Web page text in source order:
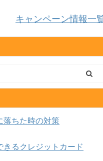
キャンペーン情報一
落ちた時の対策
るクレジットカード